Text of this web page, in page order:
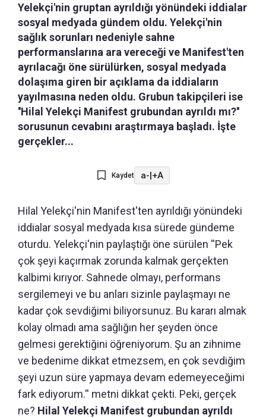
Yelekçi'nin gruptan ayrıldığı yönündeki iddialar
sosyal medyada gündem oldu. Yelekçi'nin
sağlık sorunları nedeniyle sahne
performanslarına ara vereceği ve Manifest'ten
ayrılacağı öne sürülürken, sosyal medyada
dolaşıma giren bir açıklama da iddiaların
yayılmasına neden oldu. Grubun takipçileri ise
''Hilal Yelekçi Manifest grubundan ayrıldı mı?''
sorusunun cevabını araştırmaya başladı. İşte
gerçekler...
Kaydet a-|+A
Hilal Yelekçi'nin Manifest'ten ayrıldığı yönündeki
iddialar sosyal medyada kısa sürede gündeme
oturdu. Yelekçi'nin paylaştığı öne sürülen ''Pek
çok şeyi kaçırmak zorunda kalmak gerçekten
kalbimi kırıyor. Sahnede olmayı, performans
sergilemeyi ve bu anları sizinle paylaşmayı ne
kadar çok sevdiğimi biliyorsunuz. Bu kararı almak
kolay olmadı ama sağlığın her şeyden önce
gelmesi gerektiğini öğreniyorum. Şu an zihnime
ve bedenime dikkat etmezsem, en çok sevdiğim
şeyi uzun süre yapmaya devam edemeyeceğimi
fark ediyorum.'' metni dikkat çekti. Peki, gerçek
ne? Hilal Yelekçi Manifest grubundan ayrıldı